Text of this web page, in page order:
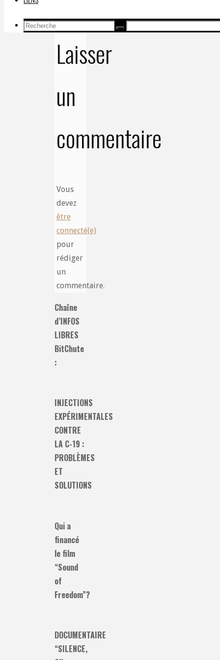
Recherche
Recherche
Laisser
un
commentaire
Vous
devez
être
connecté(e)
pour
rédiger
un
commentaire.
Chaîne
d’INFOS
LIBRES
BitChute
:
INJECTIONS
EXPÉRIMENTALES
CONTRE
LA C-19 :
PROBLÈMES
ET
SOLUTIONS
Qui a
financé
le film
“Sound
of
Freedom”?
DOCUMENTAIRE
“SILENCE,